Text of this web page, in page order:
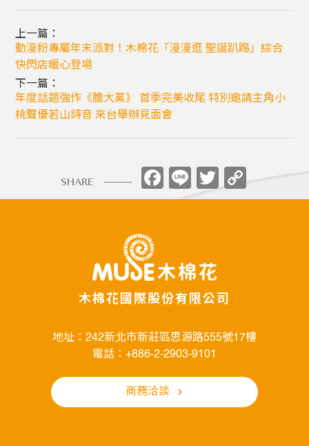
上一篇：
動漫粉專屬年末派對！木棉花「漫漫逛 聖誕趴踢」綜合
快閃店暖心登場
下一篇：
年度話題強作《膽大黨》 首季完美收尾 特別邀請主角小
桃聲優若山詩音 來台舉辦見面會
SHARE Facebook
LineTwitter
Copy
Link
木棉花國際股份有限公司
地址：242新北市新莊區思源路555號17樓
電話：+886-2-2903-9101
商務洽談